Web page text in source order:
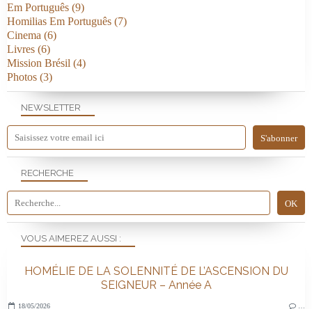
NEWSLETTER
RECHERCHE
VOUS AIMEREZ AUSSI :
HOMÉLIE DE LA SOLENNITÉ DE L’ASCENSION DU
SEIGNEUR – Année A
18/05/2026
Em Português (9)
Homilias Em Português (7)
Cinema (6)
Livres (6)
Mission Brésil (4)
Photos (3)